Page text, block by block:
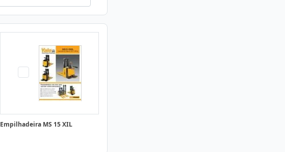
Empilhadeira MS 15 XIL